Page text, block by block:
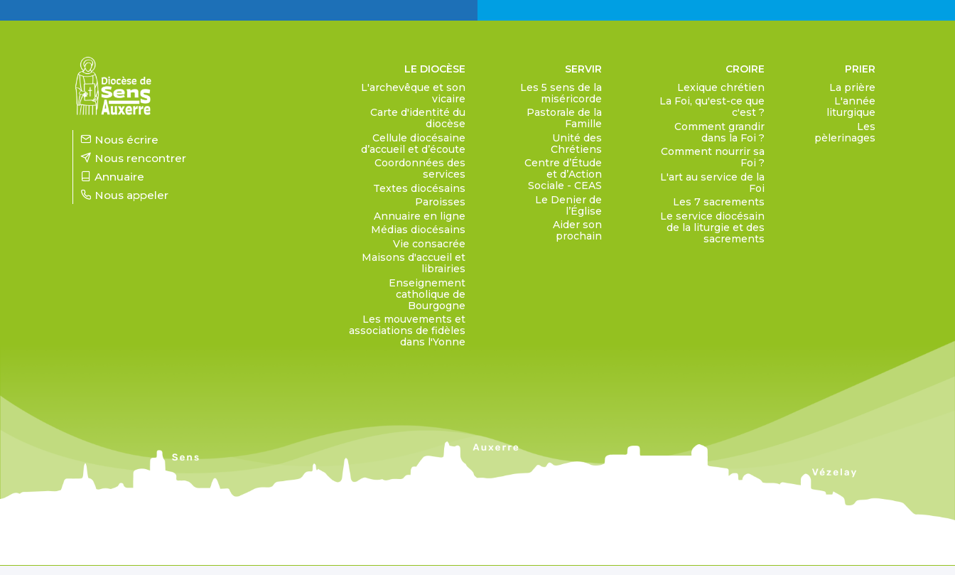
Nous écrire
Nous rencontrer
Annuaire
Nous appeler
LE DIOCÈSE
L'archevêque et son
vicaire
Carte d'identité du
diocèse
Cellule diocésaine
d’accueil et d’écoute
Coordonnées des
services
Textes diocésains
Paroisses
Annuaire en ligne
Médias diocésains
Vie consacrée
Maisons d'accueil et
librairies
Enseignement
catholique de
Bourgogne
Les mouvements et
associations de fidèles
dans l'Yonne
SERVIR
Les 5 sens de la
miséricorde
Pastorale de la
Famille
Unité des
Chrétiens
Centre d’Étude
et d’Action
Sociale - CEAS
Le Denier de
l’Église
Aider son
prochain
CROIRE
Lexique chrétien
La Foi, qu'est-ce que
c'est ?
Comment grandir
dans la Foi ?
Comment nourrir sa
Foi ?
L'art au service de la
Foi
Les 7 sacrements
Le service diocésain
de la liturgie et des
sacrements
PRIER
La prière
L'année
liturgique
Les
pèlerinages